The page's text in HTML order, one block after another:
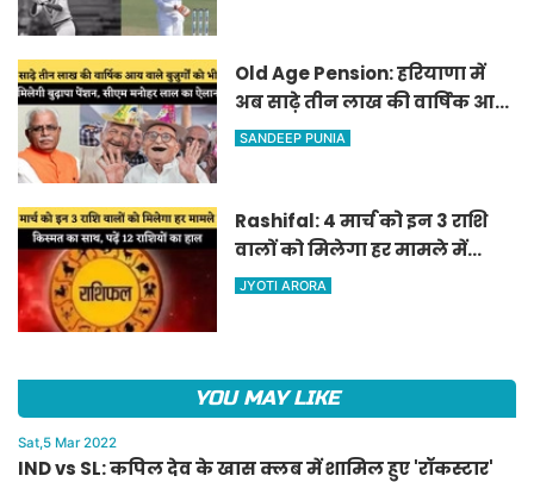
Old Age Pension: हरियाणा में
अब साढ़े तीन लाख की वार्षिक आय
वाले बुजुर्गों को भी मिलेगी बुढ़ापा
SANDEEP PUNIA
Rashifal: 4 मार्च को इन 3 राशि
वालों को मिलेगा हर मामले में
किस्मत का साथ, पढ़ें 12 राशियों का
JYOTI ARORA
YOU MAY LIKE
Sat,5 Mar 2022
IND vs SL: कपिल देव के खास क्लब में शामिल हुए 'रॉकस्टार'